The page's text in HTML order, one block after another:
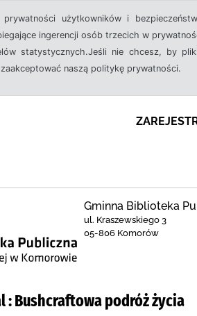
użytkowników i
ingerencji osób trzecich w
statystycznych.Jeśli nie chcesz, by
naszą politykę prywatności.
Gminna Biblioteka
ul. Kraszewskiego 3
05-806 Komorów
: Bushcraftowa podróż życia